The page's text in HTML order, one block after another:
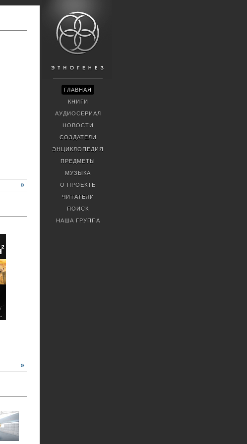
ГЛАВНАЯ
КНИГИ
АУДИОСЕРИАЛ
НОВОСТИ
СОЗДАТЕЛИ
ЭНЦИКЛОПЕДИЯ
ПРЕДМЕТЫ
МУЗЫКА
О ПРОЕКТЕ
ЧИТАТЕЛИ
ПОИСК
НАША ГРУППА